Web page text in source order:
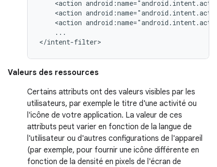
<action
<action
<action
...
</intent-filter>
Valeurs des ressources
Certains attributs ont des valeurs visibles par les
utilisateurs, par exemple le titre d'une activité ou
l'icône de votre application. La valeur de ces
attributs peut varier en fonction de la langue de
l'utilisateur ou d'autres configurations de l'appareil
(par exemple, pour fournir une icône différente en
fonction de la densité en pixels de l'écran de